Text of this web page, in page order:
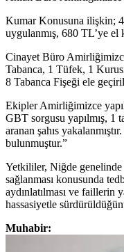
Kumar Konusuna ilişkin;
uygulanmış, 680 TL’ye el
Cinayet Büro
Tabanca, 1 Tüfek, 1
8 Tabanca Fişeği ele
Ekipler Amirliğimizce
GBT sorgusu yapılmış, 1
aranan şahıs
bulunmuştur.”
Yetkililer, Niğde
sağlanması konusunda
aydınlatılması ve faillerin
hassasiyetle
Muhabir: